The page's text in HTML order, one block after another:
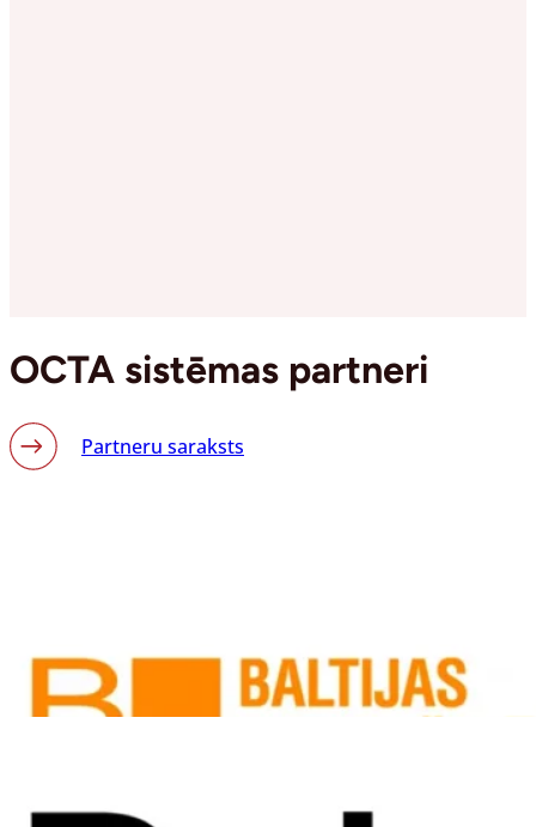
OCTA sistēmas partneri
Partneru saraksts